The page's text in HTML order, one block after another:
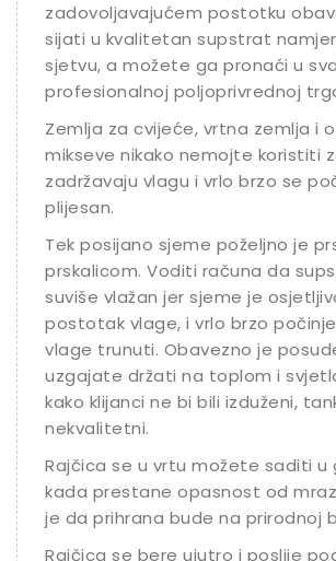
zadovoljavajućem postotku
sijati u kvalitetan supstrat
sjetvu, a možete ga pronaći u
profesionalnoj poljoprivrednoj
Zemlja za cvijeće, vrtna zemlja i
mikseve nikako nemojte koristiti
zadržavaju vlagu i vrlo brzo se
plijesan.
Tek posijano sjeme poželjno je
prskalicom. Voditi računa da
suviše vlažan jer sjeme je
postotak vlage, i vrlo brzo
vlage trunuti. Obavezno je
uzgajate držati na toplom i
kako klijanci ne bi bili izduženi,
nekvalitetni.
Rajčica se u vrtu možete saditi u
kada prestane opasnost od
je da prihrana bude na prirodnoj
Rajčica se bere ujutro i poslije